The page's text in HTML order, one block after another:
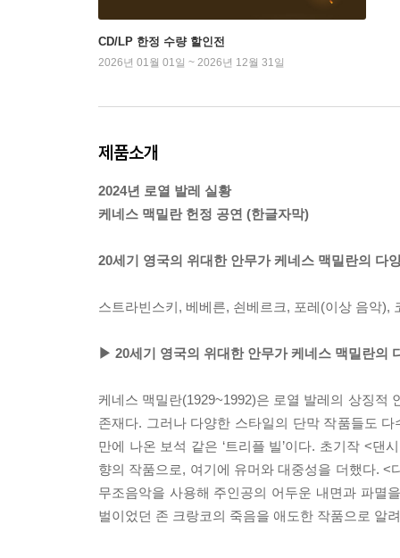
CD/LP 한정 수량 할인전
2026년 01월 01일 ~ 2026년 12월 31일
제품소개
2024년 로열 발레 실황
케네스 맥밀란 헌정 공연 (한글자막)
20세기 영국의 위대한 안무가 케네스 맥밀란의 다
스트라빈스키, 베베른, 쇤베르크, 포레(이상 음악
▶ 20세기 영국의 위대한 안무가 케네스 맥밀란의
케네스 맥밀란(1929~1992)은 로열 발레의 상징적
존재다. 그러나 다양한 스타일의 단막 작품들도
만에 나온 보석 같은 ‘트리플 빌’이다. 초기작 <
향의 작품으로, 여기에 유머와 대중성을 더했다.
무조음악을 사용해 주인공의 어두운 내면과 파멸
벌이었던 존 크랑코의 죽음을 애도한 작품으로 알